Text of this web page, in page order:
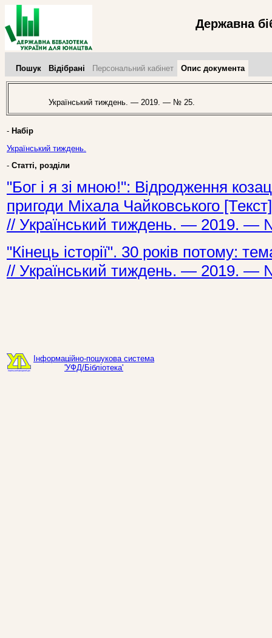
Державна
Пошук Відібрані Персональний кабінет Опис документа
Український тиждень. — 2019. — № 25.
- Набір
Український тиждень.
- Статті, розділи
"Бог і я зі мною!": Відродження
пригоди Міхала Чайковського
// Український тиждень. — 2019.
"Кінець історії". 30 років потому:
// Український тиждень. — 2019.
Інформаційно-пошукова система
'УФД/Бібліотека'